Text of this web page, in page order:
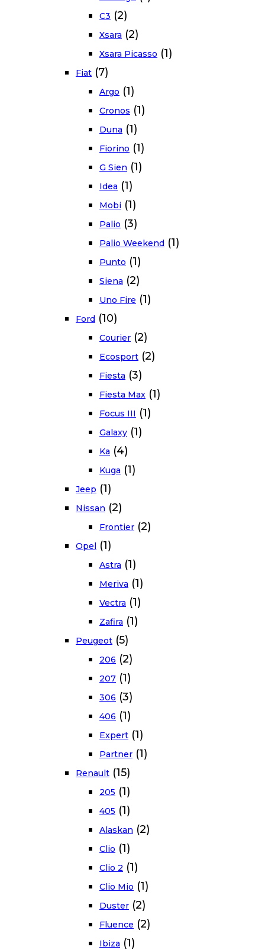
C3 (2)
Xsara (2)
Xsara Picasso (1)
Fiat (7)
Argo (1)
Cronos (1)
Duna (1)
Fiorino (1)
G Sien (1)
Idea (1)
Mobi (1)
Palio (3)
Palio Weekend (1)
Punto (1)
Siena (2)
Uno Fire (1)
Ford (10)
Courier (2)
Ecosport (2)
Fiesta (3)
Fiesta Max (1)
Focus III (1)
Galaxy (1)
Ka (4)
Kuga (1)
Jeep (1)
Nissan (2)
Frontier (2)
Opel (1)
Astra (1)
Meriva (1)
Vectra (1)
Zafira (1)
Peugeot (5)
206 (2)
207 (1)
306 (3)
406 (1)
Expert (1)
Partner (1)
Renault (15)
205 (1)
405 (1)
Alaskan (2)
Clio (1)
Clio 2 (1)
Clio Mio (1)
Duster (2)
Fluence (2)
Ibiza (1)